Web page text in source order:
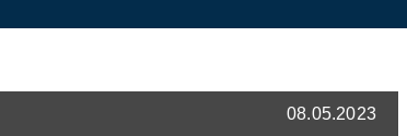
08.05.2023